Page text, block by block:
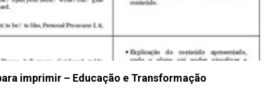
imprimir – Educação e Transformação